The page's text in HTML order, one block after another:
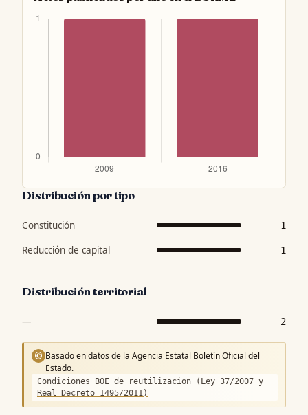
Distribución por tipo
Constitución 1
Reducción de capital 1
Distribución territorial
— 2
© Basado en datos de la Agencia Estatal Boletín Oficial del
Estado.
Condiciones BOE de reutilizacion (Ley 37/2007 y
Real Decreto 1495/2011)